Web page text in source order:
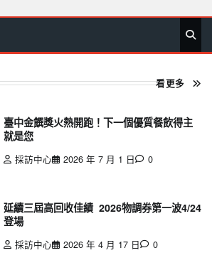
首 要 娛 生 社 文 公 運 旅 政 地
方
專
欄
看更多
臺中金饌獎火熱開跑！下一個優質餐飲得主
就是您
採訪中心 2026 年 7 月 1 日 0
延續三屆高回收佳績 2026物調券第一波4/24
登場
採訪中心 2026 年 4 月 17 日 0